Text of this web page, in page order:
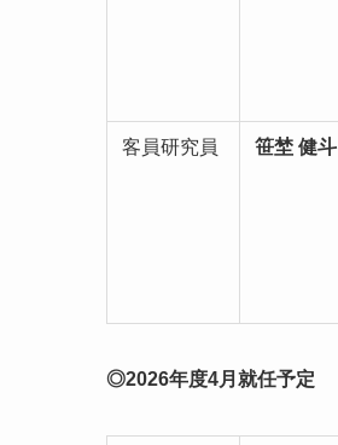
客員研究員 笹埜 健斗
◎2026年度4月就任予定